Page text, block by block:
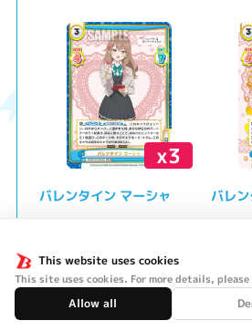
This website uses cookies
This site uses cookies. For more details, please
Allow all
x3
バレンタイン マーシャ バレ